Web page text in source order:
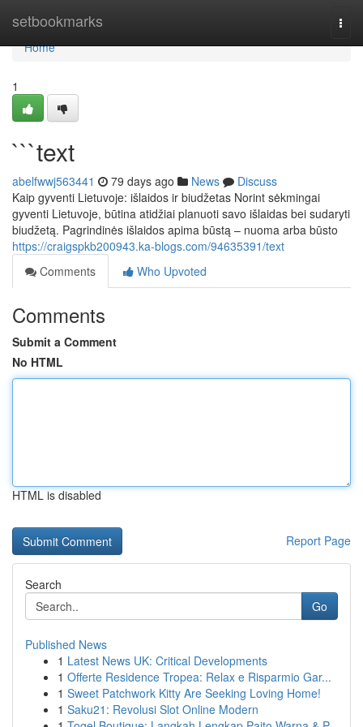
setbookmarks
Home
Home
1
```text
abelfwwj563441 79 days ago News
Discuss
Kaip gyventi Lietuvoje: išlaidos ir biudžetas Norint sėkmingai
gyventi Lietuvoje, būtina atidžiai planuoti savo išlaidas bei sudaryti
biudžetą. Pagrindinės išlaidos apima būstą – nuoma arba būsto
https://craigspkb200943.ka-blogs.com/94635391/text
Comments
Who Upvoted
Comments
Submit a Comment
No HTML
HTML is disabled
Report Page
Search
Go
Published News
1 Latest News UK: Critical Developments
1 Offerte Residence Tropea: Relax e Risparmio Gar...
1 Sweet Patchwork Kitty Are Seeking Loving Home!
1 Saku21: Revolusi Slot Online Modern